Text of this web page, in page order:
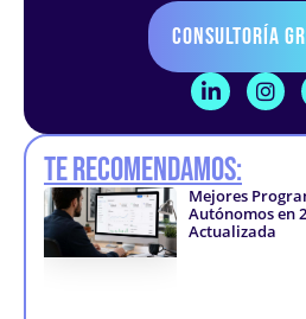
Consultoría
L
i
k
e
d
i
n
I
n
t
g
r
a
Te recomendamos:
Mejores
Autónomos en
Actualizada